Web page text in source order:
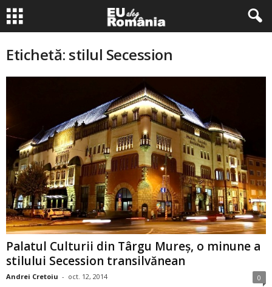
Etichetă: stilul Secession
Palatul Culturii din Târgu Mureş, o minune a
stilului Secession transilvănean
Andrei Cretoiu - oct. 12, 2014 0